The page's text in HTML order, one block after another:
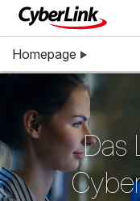
Homepage
Das